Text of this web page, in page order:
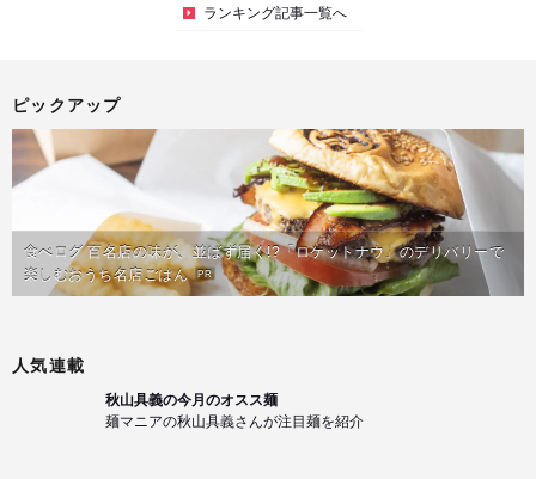
ランキング記事一覧へ
ピックアップ
食べログ 百名店の味が、並ばず届く!?「ロケットナウ」のデリバリーで
楽しむおうち名店ごはん PR
人気連載
秋山具義の今月のオスス麺
麺マニアの秋山具義さんが注目麺を紹介